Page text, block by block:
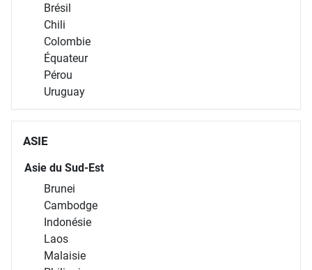
Brésil
Chili
Colombie
Équateur
Pérou
Uruguay
ASIE
Asie du Sud-Est
Brunei
Cambodge
Indonésie
Laos
Malaisie